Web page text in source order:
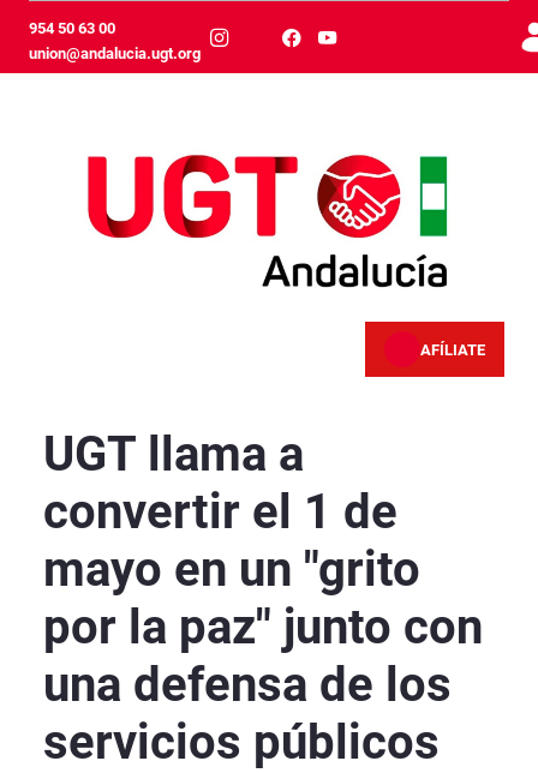
Saut au contenu principal
954 50 63 00
union@andalucia.ugt.org
AFÍLIATE
UGT llama a
convertir el 1 de
mayo en un "grito
por la paz" junto con
una defensa de los
servicios públicos